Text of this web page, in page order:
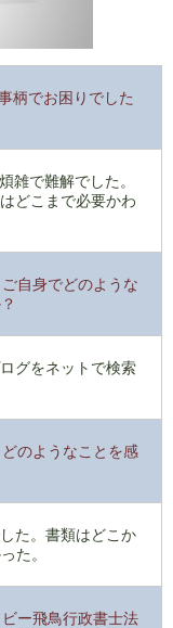
柄でお困りでした
雑で難解でした。
どこまで必要かわ
自身でどのような
グをネットで検索
のようなことを感
た。書類はどこか
た。
ー飛鳥行政書士法